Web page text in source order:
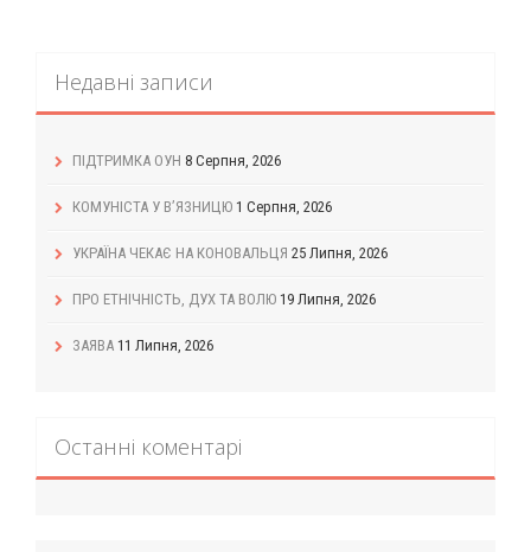
Недавні записи
ПІДТРИМКА ОУН 8 Серпня, 2026
КОМУНІСТА У В’ЯЗНИЦЮ 1 Серпня, 2026
УКРАЇНА ЧЕКАЄ НА КОНОВАЛЬЦЯ 25 Липня, 2026
ПРО ЕТНІЧНІСТЬ, ДУХ ТА ВОЛЮ 19 Липня, 2026
ЗАЯВА 11 Липня, 2026
Останні коментарі